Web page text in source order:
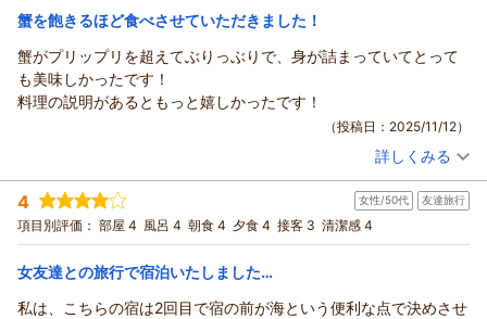
宿泊価格帯： 30,001円以上(大人一人あたり/税込)
蟹を飽きるほど食べさせていただきました！
蟹がプリップリを超えてぶりっぶりで、身が詰まっていてとって
も美味しかったです！
料理の説明があるともっと嬉しかったです！
（投稿日：2025/11/12）
投稿者： ときこさん(女性/40代)
宿泊プラン： 【冬◆人気No.1】新鮮な美しさにうっとり かに刺し付きフルコ
ース
和室 朝・夕 夕/個室利用
宿泊価格帯： 30,001円以上(大人一人あたり/税込)
詳しくみる
4 女性/50代 友達旅行
項目別評価： 部屋 4 風呂 4 朝食 4 夕食 4 接客 3 清潔感 4
女友達との旅行で宿泊いたしました…
私は、こちらの宿は2回目で宿の前が海という便利な点で決めさせ